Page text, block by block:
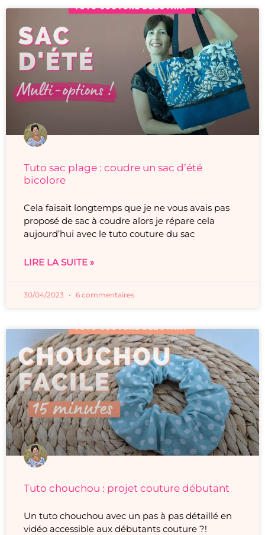
Tuto sac plage : coudre un sac d’été
bicolore
Cela faisait longtemps que je ne vous avais pas
proposé de sac à coudre alors je répare cela
aujourd’hui avec le tuto couture du sac
LIRE LA SUITE »
30/04/2023 6 commentaires
Tuto chouchou : projet couture débutant
Un tuto chouchou avec un pas à pas détaillé en
vidéo accessible aux débutants couture ?!